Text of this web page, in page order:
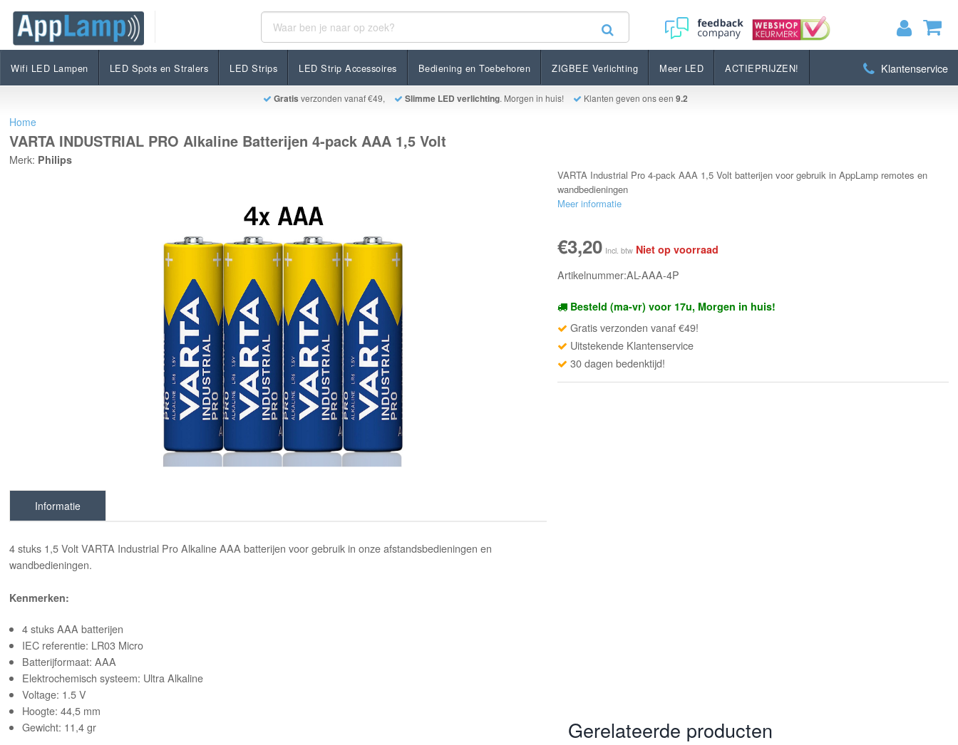
MIJN WINKELWAGEN
Wifi LED Lampen LED Spots en Stralers LED Strips LED Strip Accessoires Bediening en Toebehoren ZIGBEE Verlichting Meer LED ACTIEPRIJZEN! Klantenservice
Gratis verzonden vanaf €49, Slimme LED verlichting. Morgen in huis! Klanten geven ons een 9.2
VARTA INDUSTRIAL PRO Alkaline Batterijen 4-pack AAA 1,5 Volt
€3,20 Niet op voorraad
Bestellen
Home
VARTA INDUSTRIAL PRO Alkaline Batterijen 4-pack AAA 1,5 Volt
Merk: Philips
VARTA Industrial Pro 4-pack AAA 1,5 Volt batterijen voor gebruik in AppLamp remotes en
wandbedieningen
Meer informatie
€3,20 Incl. btw Niet op voorraad
Artikelnummer:AL-AAA-4P
Besteld (ma-vr) voor 17u, Morgen in huis!
Gratis verzonden vanaf €49!
Uitstekende Klantenservice
30 dagen bedenktijd!
Informatie
4 stuks 1,5 Volt VARTA Industrial Pro Alkaline AAA batterijen voor gebruik in onze afstandsbedieningen en
wandbedieningen.
Kenmerken:
4 stuks AAA batterijen
IEC referentie: LR03 Micro
Batterijformaat: AAA
Elektrochemisch systeem: Ultra Alkaline
Voltage: 1.5 V
Hoogte: 44,5 mm
Gewicht: 11,4 gr
Gerelateerde producten